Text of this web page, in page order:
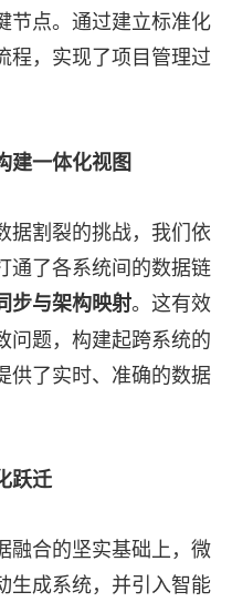
节点。通过建立标准化
程，实现了项目管理过
建一体化视图
据割裂的挑战，我们依
通了各系统间的数据链
步与架构映射。这有效
问题，构建起跨系统的
供了实时、准确的数据
跃迁
融合的坚实基础上，微
生成系统，并引入智能